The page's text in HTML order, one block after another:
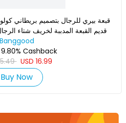
قبعة بيري للرجال بتصميم بريطاني
قديم القبعة المدببة لخريف شتاء
Banggood
Cashback
USD 16.99
Buy Now